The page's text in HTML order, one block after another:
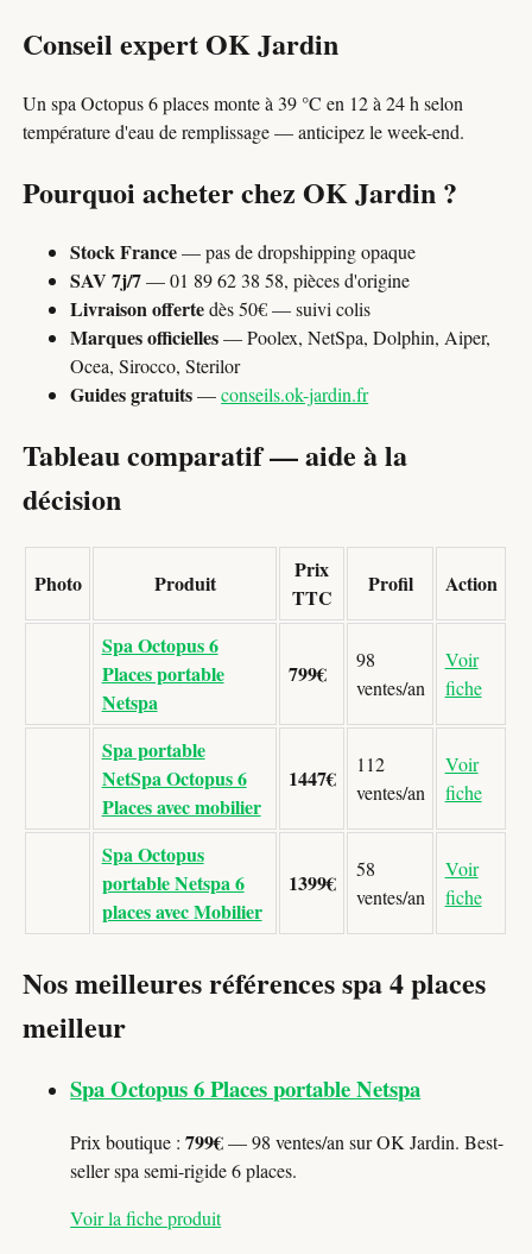
Conseil expert OK Jardin
Un spa Octopus 6 places monte à 39 °C en 12 à 24 h selon
température d'eau de remplissage — anticipez le week-end.
Pourquoi acheter chez OK Jardin ?
Stock France— pas de dropshipping opaque
SAV 7j/7— 01 89 62 38 58, pièces d'origine
Livraison offertedès 50€ — suivi colis
Marques officielles— Poolex, NetSpa, Dolphin, Aiper,
Ocea, Sirocco, Sterilor
Guides gratuits—conseils.ok-jardin.fr
Tableau comparatif — aide à la
décision
Photo Produit
Prix
TTC
Profil Action
Spa Octopus 6
Places portable
Netspa
799€
98
ventes/an
Voir
fiche
Spa portable
NetSpa Octopus 6
Places avec mobilier
1447€
112
ventes/an
Voir
fiche
Spa Octopus
portable Netspa 6
places avec Mobilier
1399€
58
ventes/an
Voir
fiche
Nos meilleures références spa 4 places
meilleur
Spa Octopus 6 Places portable Netspa
Prix boutique :799€— 98 ventes/an sur OK Jardin. Best-
seller spa semi-rigide 6 places.
Voir la fiche produit